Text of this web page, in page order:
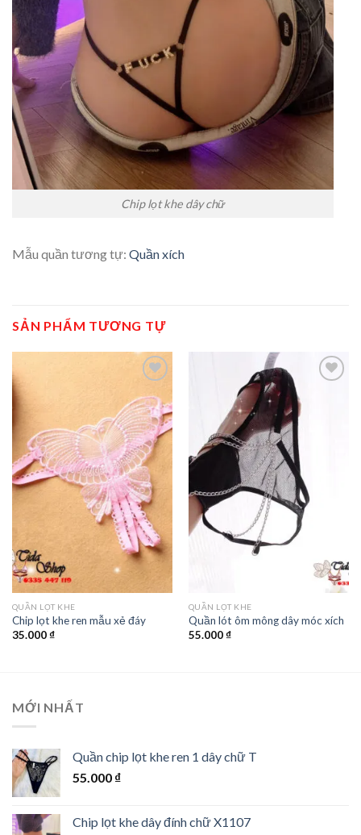
Chip lọt khe dây chữ
Mẫu quần tương tự: Quần xích
SẢN PHẨM TƯƠNG TỰ
QUẦN LỌT KHE
Chip lọt khe ren mẫu xẻ đáy
35.000₫
QUẦN LỌT KHE
Quần lót ôm mông dây móc xích
55.000₫
MỚI NHẤT
Quần chip lọt khe ren 1 dây chữ T
55.000 ₫
Chip lọt khe dây đính chữ X1107